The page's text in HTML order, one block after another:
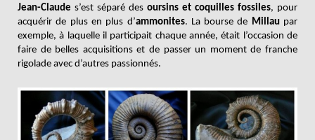
Jean-Claude s’est séparé des oursins et coquilles fossiles, pour
acquérir de plus en plus d’ammonites. La bourse de Millaupar
exemple, à laquelle il participait chaque année, était l’occasion de
faire de belles acquisitions et de passer un moment de franche
rigolade avec d’autres passionnés.